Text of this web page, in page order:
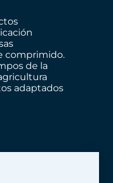
comprimido.
de la
adaptados